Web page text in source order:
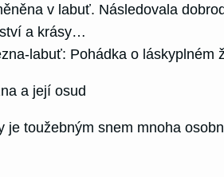
v labuť. Následovala
a krásy…
labuť: Pohádka o láskyplném
a její osud
je toužebným snem mnoha